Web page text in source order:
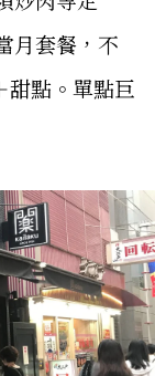
月套餐，不
甜點。單點巨